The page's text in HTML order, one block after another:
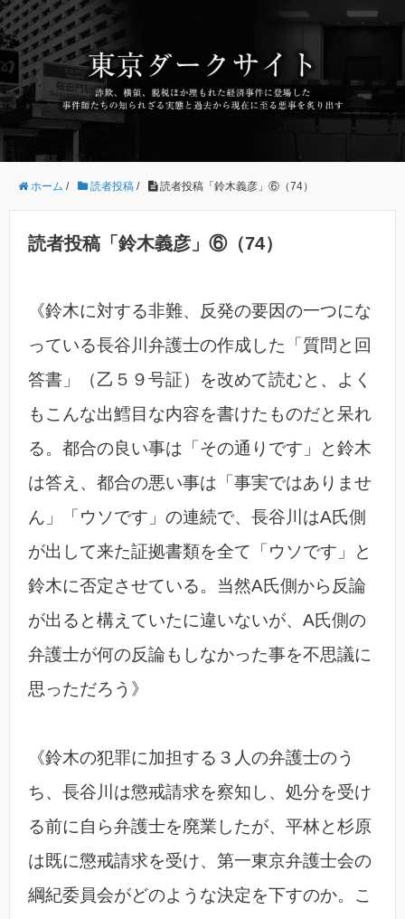
ホーム / 読者投稿 / 読者投稿「鈴木義彦」⑥（74）
読者投稿「鈴木義彦」⑥（74）
《鈴木に対する非難、反発の要因の一つにな
っている長谷川弁護士の作成した「質問と回
答書」（乙５９号証）を改めて読むと、よく
もこんな出鱈目な内容を書けたものだと呆れ
る。都合の良い事は「その通りです」と鈴木
は答え、都合の悪い事は「事実ではありませ
ん」「ウソです」の連続で、長谷川はA氏側
が出して来た証拠書類を全て「ウソです」と
鈴木に否定させている。当然A氏側から反論
が出ると構えていたに違いないが、A氏側の
弁護士が何の反論もしなかった事を不思議に
思っただろう》
《鈴木の犯罪に加担する３人の弁護士のう
ち、長谷川は懲戒請求を察知し、処分を受け
る前に自ら弁護士を廃業したが、平林と杉原
は既に懲戒請求を受け、第一東京弁護士会の
綱紀委員会がどのような決定を下すのか。こ